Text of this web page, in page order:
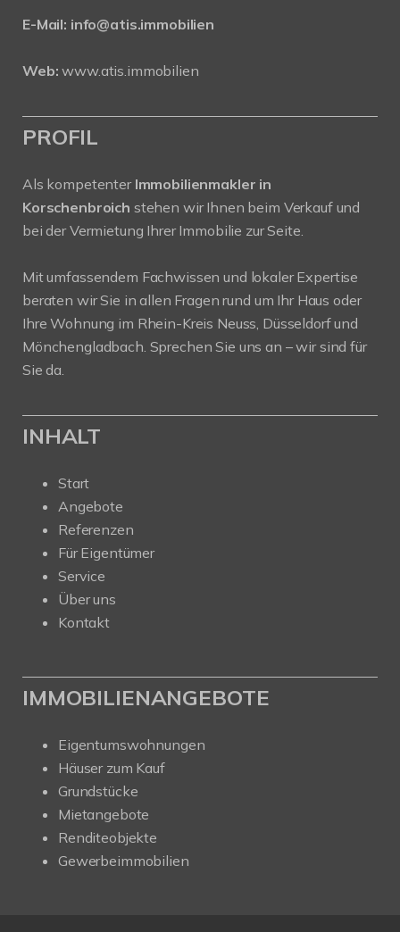
E-Mail: info@atis.immobilien
Web: www.atis.immobilien
PROFIL
Als kompetenter Immobilienmakler in
Korschenbroich stehen wir Ihnen beim Verkauf und
bei der Vermietung Ihrer Immobilie zur Seite.
Mit umfassendem Fachwissen und lokaler Expertise
beraten wir Sie in allen Fragen rund um Ihr Haus oder
Ihre Wohnung im Rhein-Kreis Neuss, Düsseldorf und
Mönchengladbach. Sprechen Sie uns an – wir sind für
Sie da.
INHALT
Start
Angebote
Referenzen
Für Eigentümer
Service
Über uns
Kontakt
IMMOBILIENANGEBOTE
Eigentumswohnungen
Häuser zum Kauf
Grundstücke
Mietangebote
Renditeobjekte
Gewerbeimmobilien